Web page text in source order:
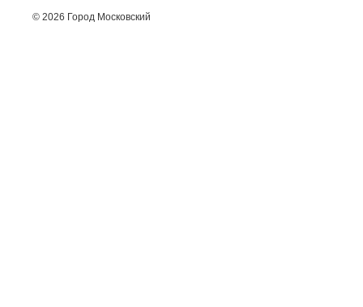
© 2026 Город Московский